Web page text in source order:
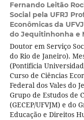
Fernando Leitão
Social pela UFRJ
Econômicas da
do Jequitinhonha e
Doutor em Serviço
do Rio de Janeiro).
(Pontifícia
Curso de Ciências
Federal dos Vales do
Grupo de Estudos de
(GECEP/UFVJM) e do
Educação e Direitos